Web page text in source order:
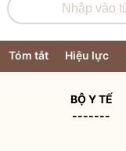
Tóm tắt Hiệu lực
BỘ Y TẾ
-------